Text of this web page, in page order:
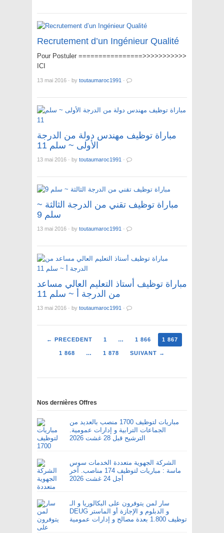
Recrutement d’un Ingénieur Qualité
Pour Postuler ================>>>>>>>>>>>
ICI
13 mai 2016 · by toutaumaroc1991 ·
مباراة توظيف مهندس دولة من الدرجة
الأولى ~ سلم 11
13 mai 2016 · by toutaumaroc1991 ·
مباراة توظيف تقني من الدرجة الثالثة ~
سلم 9
13 mai 2016 · by toutaumaroc1991 ·
مباراة توظيف أستاذ التعليم العالي مساعد
من الدرجة أ ~ سلم 11
13 mai 2016 · by toutaumaroc1991 ·
← PRECEDENT 1 … 1 866 1 867
1 868 … 1 878 SUIVANT →
Nos dernières Offres
مباريات لتوظيف 1700 منصب بالعديد من
الجماعات الترابية و إدارات عمومية.
الترشيح قبل 28 غشت 2026
الشركة الجهوية متعددة الخدمات سوس
ماسة : مباريات لتوظيف 174 مناصب. آخر
أجل 24 غشت 2026
سار لمن يتوفرون على البكالوريا و الـ
DEUG و الدبلوم و الإجازة أو الماستر
توظيف 1.800 بعدة مصالح و إدارات عمومية